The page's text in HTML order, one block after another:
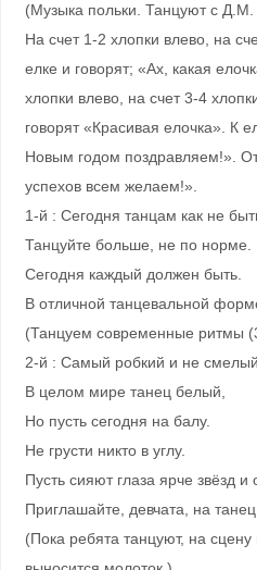
(Музыка польки. Танцуют с Д.М.
На счет 1-2 хлопки влево, на
елке и говорят; «Ах, какая
хлопки влево, на счет 3-4
говорят «Красивая елочка». К
Новым годом поздравляем!».
успехов всем желаем!».
1-й : Сегодня танцам как не
Танцуйте больше, не по норме.
Сегодня каждый должен быть.
В отличной танцевальной
(Танцуем современные ритмы
2-й : Самый робкий и не
В целом мире танец белый,
Но пусть сегодня на балу.
Не грусти никто в углу.
Пусть сияют глаза ярче звёзд и
Приглашайте, девчата, на
(Пока ребята танцуют, на сцену